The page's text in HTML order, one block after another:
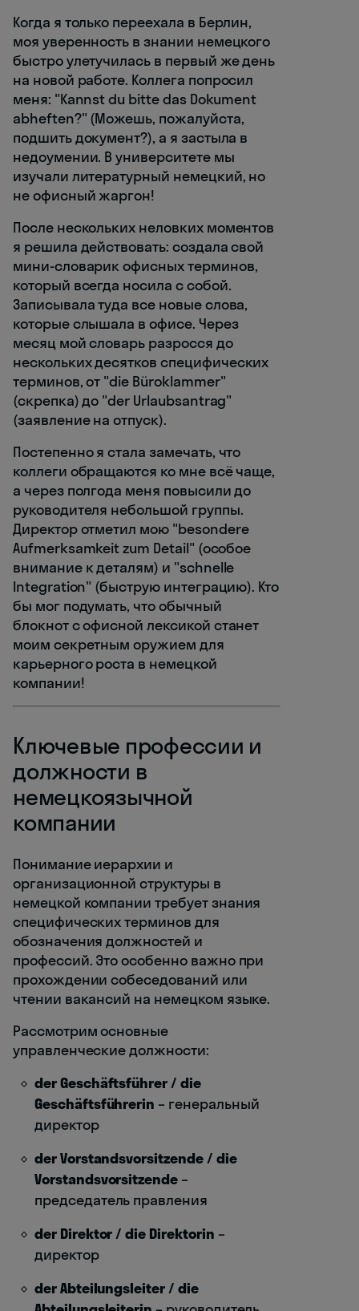
Когда я только переехала в Берлин,
моя уверенность в знании немецкого
быстро улетучилась в первый же день
на новой работе. Коллега попросил
меня: "Kannst du bitte das Dokument
abheften?" (Можешь, пожалуйста,
подшить документ?), а я застыла в
недоумении. В университете мы
изучали литературный немецкий, но
не офисный жаргон!
После нескольких неловких моментов
я решила действовать: создала свой
мини-словарик офисных терминов,
который всегда носила с собой.
Записывала туда все новые слова,
которые слышала в офисе. Через
месяц мой словарь разросся до
нескольких десятков специфических
терминов, от "die Büroklammer"
(скрепка) до "der Urlaubsantrag"
(заявление на отпуск).
Постепенно я стала замечать, что
коллеги обращаются ко мне всё чаще,
а через полгода меня повысили до
руководителя небольшой группы.
Директор отметил мою "besondere
Aufmerksamkeit zum Detail" (особое
внимание к деталям) и "schnelle
Integration" (быструю интеграцию). Кто
бы мог подумать, что обычный
блокнот с офисной лексикой станет
моим секретным оружием для
карьерного роста в немецкой
компании!
Ключевые профессии и
должности в
немецкоязычной
компании
Понимание иерархии и
организационной структуры в
немецкой компании требует знания
специфических терминов для
обозначения должностей и
профессий. Это особенно важно при
прохождении собеседований или
чтении вакансий на немецком языке.
Рассмотрим основные
управленческие должности:
der Geschäftsführer / die
Geschäftsführerin – генеральный
директор
der Vorstandsvorsitzende / die
Vorstandsvorsitzende –
председатель правления
der Direktor / die Direktorin –
директор
der Abteilungsleiter / die